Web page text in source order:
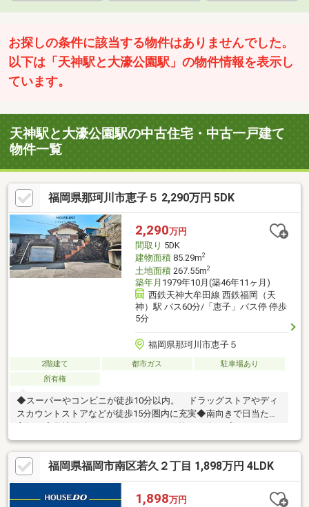
お探しの条件に該当する物件はありませんでした。
以下は「天神駅と大濠公園駅」の物件情報を表示し
ています。
天神駅と大濠公園駅の中古住宅・中古一戸建て
物件一覧
福岡県那珂川市恵子５ 2,290万円 5DK
2,290万円
間取り 5DK
建物面積85.29m2
土地面積267.55m2
築年月 1979年10月(築46年11ヶ月)
西鉄天神大牟田線 西鉄福岡（天
神）駅 バス60分/「恵子」バス停 停歩
5分
福岡県那珂川市恵子５
2階建て 都市ガス
駐車場あり
所有権
◆スーパーやコンビニが徒歩10分以内。 ドラッグストアやディ
スカウントストアなどが徒歩15分圏内に充実◆南向きで日当たり
グや家庭菜園を楽しめる日当たりの良いお庭◆大切なお車を雨風
から守るシャッター付堀車庫◆好みにリフォームしたい方にもお
ススメ 無料でリフォーム見積もりいたします。リフォームシミ
ュレーションしてみませんか？◇注文住宅をご検討で土地をお探
しの方もお気軽にお問い合わせください。
福岡県福岡市南区若久２丁目 1,898万円 4LDK
1,898万円